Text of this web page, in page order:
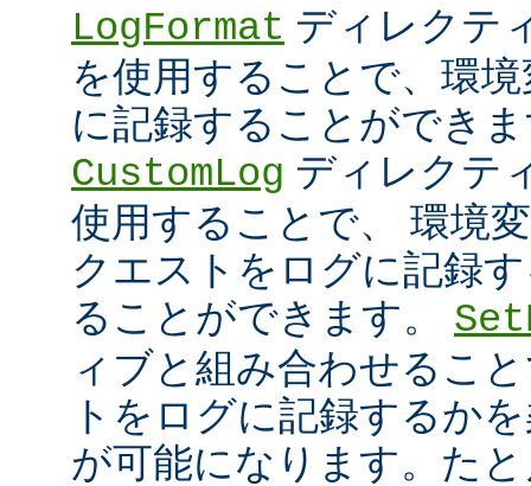
LogFormat ディレクテ
を使用することで、環
に記録することができ
CustomLog ディレクテ
使用することで、 環境
クエストをログに記録
ることができます。
ィブと組み合わせるこ
トをログに記録するか
が可能になります。た